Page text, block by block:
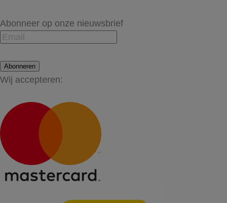
Abonneer op onze nieuwsbrief
Abonneren
Wij accepteren: